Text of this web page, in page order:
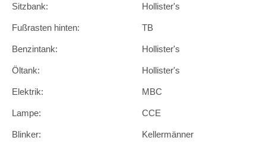
Sitzbank: Hollister's
Fußrasten hinten: TB
Benzintank: Hollister's
Öltank: Hollister's
Elektrik: MBC
Lampe: CCE
Blinker: Kellermänner